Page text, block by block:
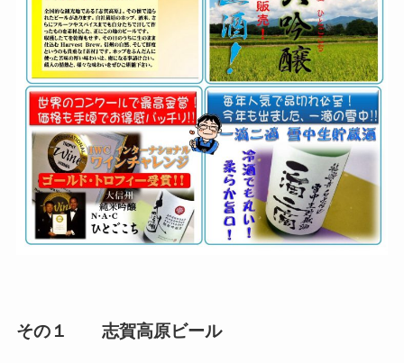
その１ 志賀高原ビール